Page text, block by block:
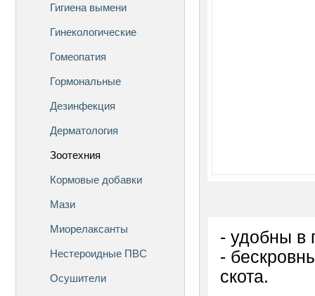
Гигиена вымени
Гинекологические
Гомеопатия
Гормональные
Дезинфекция
Дерматология
Зоотехния
Кормовые добавки
Мази
Миорелаксанты
Нестероидные ПВС
Осушители
- удобны в
-
скота.